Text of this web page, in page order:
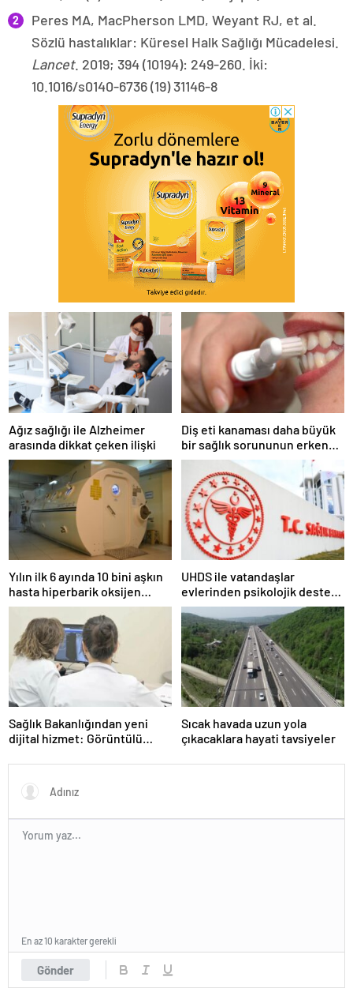
Peres MA, MacPherson LMD, Weyant RJ, et al.
Sözlü hastalıklar: Küresel Halk Sağlığı Mücadelesi.
Lancet. 2019; 394 (10194): 249-260. İki:
10.1016/s0140-6736 (19) 31146-8
Ağız sağlığı ile Alzheimer
arasında dikkat çeken ilişki
Diş eti kanaması daha büyük
bir sağlık sorununun erken
habercisi olabilir
Yılın ilk 6 ayında 10 bini aşkın
hasta hiperbarik oksijen
tedavisinden yararlandı
UHDS ile vatandaşlar
evlerinden psikolojik destek
ve sigara bırakma desteği
alabiliyor
Sağlık Bakanlığından yeni
dijital hizmet: Görüntülü
Sıcak havada uzun yola
çıkacaklara hayati tavsiyeler
Gönder
En az 10 karakter gerekli